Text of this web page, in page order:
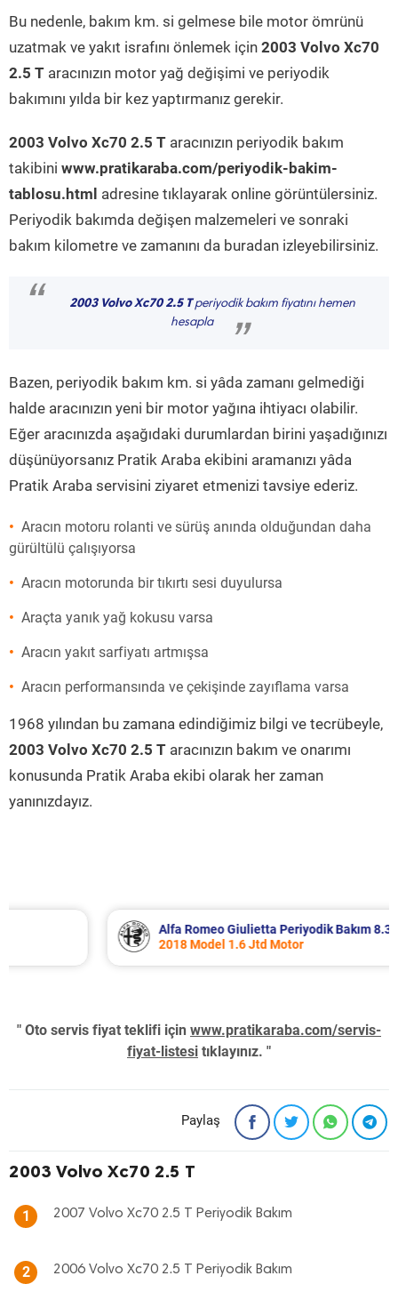
Bu nedenle, bakım km. si gelmese bile motor ömrünü
uzatmak ve yakıt israfını önlemek için 2003 Volvo Xc70
2.5 T aracınızın motor yağ değişimi ve periyodik
bakımını yılda bir kez yaptırmanız gerekir.
2003 Volvo Xc70 2.5 T aracınızın periyodik bakım
takibini www.pratikaraba.com/periyodik-bakim-
tablosu.html adresine tıklayarak online görüntülersiniz.
Periyodik bakımda değişen malzemeleri ve sonraki
bakım kilometre ve zamanını da buradan izleyebilirsiniz.
“ 2003 Volvo Xc70 2.5 Tperiyodik bakım fiyatını hemen
hesapla
”
Bazen, periyodik bakım km. si yâda zamanı gelmediği
halde aracınızın yeni bir motor yağına ihtiyacı olabilir.
Eğer aracınızda aşağıdaki durumlardan birini yaşadığınızı
düşünüyorsanız Pratik Araba ekibini aramanızı yâda
Pratik Araba servisini ziyaret etmenizi tavsiye ederiz.
Aracın motoru rolanti ve sürüş anında olduğundan daha
gürültülü çalışıyorsa
Aracın motorunda bir tıkırtı sesi duyulursa
Araçta yanık yağ kokusu varsa
Aracın yakıt sarfiyatı artmışsa
Aracın performansında ve çekişinde zayıflama varsa
1968 yılından bu zamana edindiğimiz bilgi ve tecrübeyle,
2003 Volvo Xc70 2.5 T aracınızın bakım ve onarımı
konusunda Pratik Araba ekibi olarak her zaman
yanınızdayız.
Alfa Romeo Giulietta Periyodik Bakım 8.340 TL
2018 Model 1.6 Jtd Motor
" Oto servis fiyat teklifi için www.pratikaraba.com/servis-
fiyat-listesi tıklayınız. "
Paylaş
2003 Volvo Xc70 2.5 T
1 2007 Volvo Xc70 2.5 T Periyodik Bakım
2 2006 Volvo Xc70 2.5 T Periyodik Bakım